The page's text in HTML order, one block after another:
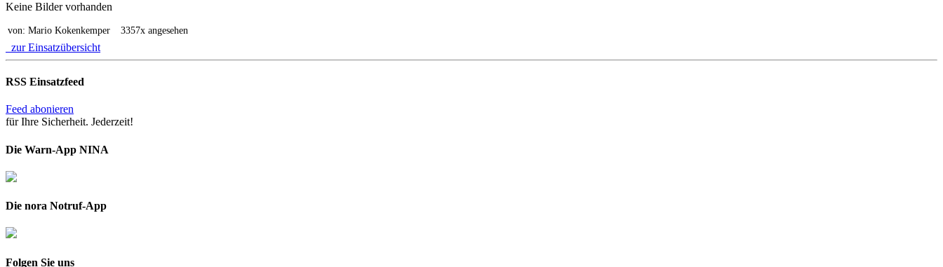
Keine Bilder vorhanden
von: Mario Kokenkemper 3357x angesehen
zur Einsatzübersicht
RSS Einsatzfeed
Feed abonieren
für Ihre Sicherheit. Jederzeit!
Die Warn-App NINA
Die nora Notruf-App
Folgen Sie uns